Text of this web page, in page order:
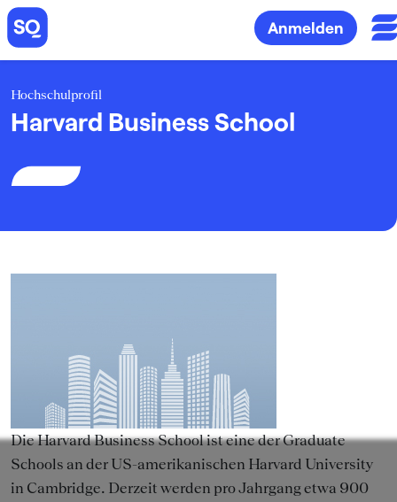
Anmelden
Hochschulprofil
Harvard Business School
Die Harvard Business School ist eine der Graduate
Schools an der US-amerikanischen Harvard University
in Cambridge. Derzeit werden pro Jahrgang etwa 900